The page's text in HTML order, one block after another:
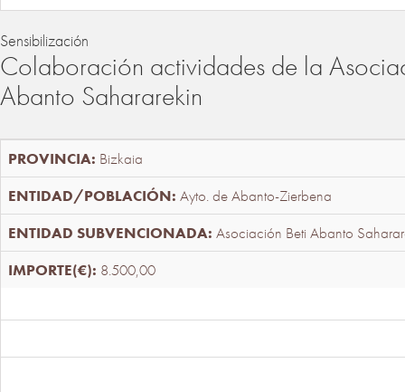
Sensibilización
Colaboración actividades de la
Abanto Sahararekin
Bizkaia
Ayto. de Abanto-Zierbena
Asociación Beti Abanto
8.500,00